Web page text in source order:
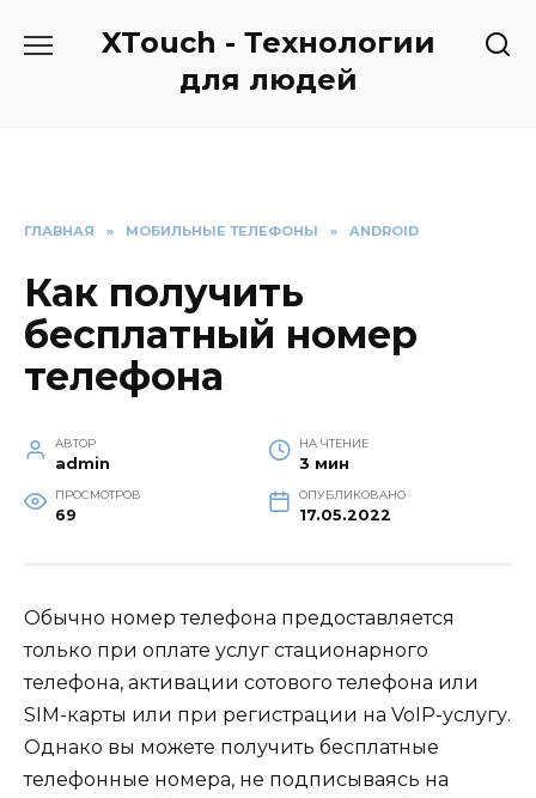
XTouch - Технологии
для людей
ГЛАВНАЯ » МОБИЛЬНЫЕ ТЕЛЕФОНЫ » ANDROID
Как получить
бесплатный номер
телефона
АВТОР
admin
НА ЧТЕНИЕ
3 мин
ПРОСМОТРОВ
69
ОПУБЛИКОВАНО
17.05.2022
Обычно номер телефона предоставляется
только при оплате услуг стационарного
телефона, активации сотового телефона или
SIM-карты или при регистрации на VoIP-услугу.
Однако вы можете получить бесплатные
телефонные номера, не подписываясь на